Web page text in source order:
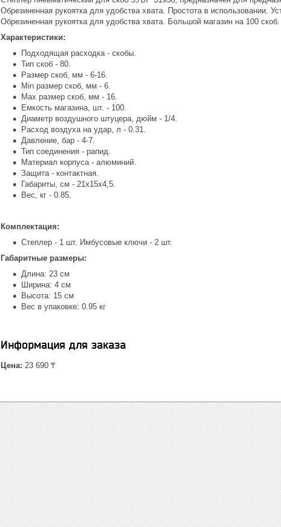
Обрезиненная рукоятка для удобства хвата. Простота в использовании.
Обрезиненная рукоятка для удобства хвата. Большой магазин на 100 скоб.
Характеристики:
Подходящая расходка - скобы.
Тип скоб - 80.
Размер скоб, мм - 6-16.
Min размер скоб, мм - 6.
Max размер скоб, мм - 16.
Емкость магазина, шт. - 100.
Диаметр воздушного штуцера, дюйм - 1/4.
Расход воздуха на удар, л - 0.31.
Давление, бар - 4-7.
Тип соединения - рапид.
Материал корпуса - алюминий.
Защита - контактная.
Габариты, см - 21х15х4,5.
Вес, кг - 0.85.
Комплектация:
Степлер - 1 шт. Имбусовые ключи - 2 шт.
Габаритные размеры:
Длина: 23 см
Ширина: 4 см
Высота: 15 см
Вес в упаковке: 0.95 кг
Информация для заказа
Цена: 23 690 ₸